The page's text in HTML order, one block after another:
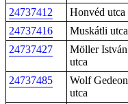
24737412 Honvéd utca
24737416
Muskátli utca
24737427
Möller István
utca
24737485
Wolf Gedeon
utca